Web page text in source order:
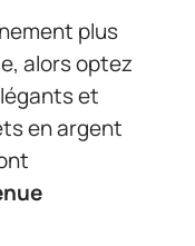
plus
alors optez
et
en argent